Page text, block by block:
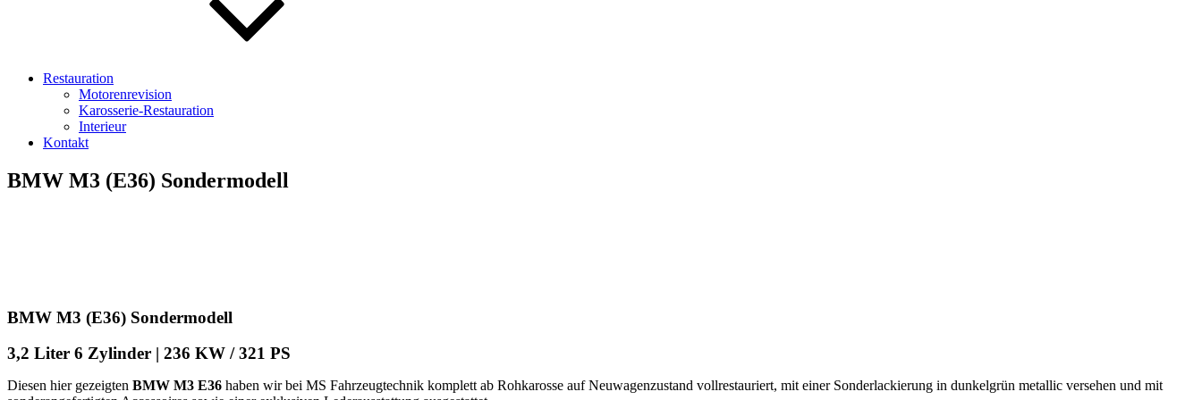
Restauration
Motorenrevision
Karosserie-Restauration
Interieur
Kontakt
BMW M3 (E36) Sondermodell
BMW M3 (E36) Sondermodell
3,2 Liter 6 Zylinder | 236 KW / 321 PS
Diesen hier gezeigten BMW M3 E36 haben wir bei MS Fahrzeugtechnik komplett ab Rohkarosse auf Neuwagenzustand vollrestauriert, mit einer Sonderlackierung in dunkelgrün metallic versehen und mit